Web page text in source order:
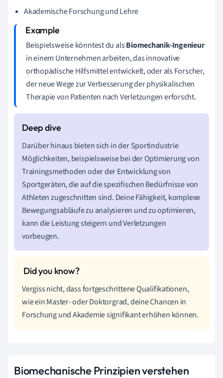
Akademische Forschung und Lehre
Beispielsweise könntest du alsBiomechanik-Ingenieur
in einem Unternehmen arbeiten, das innovative
orthopädische Hilfsmittel entwickelt, oder als Forscher,
der neue Wege zur Verbesserung der physikalischen
Therapie von Patienten nach Verletzungen erforscht.
Darüber hinaus bieten sich in der Sportindustrie
Möglichkeiten, beispielsweise bei der Optimierung von
Trainingsmethoden oder der Entwicklung von
Sportgeräten, die auf die spezifischen Bedürfnisse von
Athleten zugeschnitten sind. Deine Fähigkeit, komplexe
Bewegungsabläufe zu analysieren und zu optimieren,
kann die Leistung steigern und Verletzungen
vorbeugen.
Vergiss nicht, dass fortgeschrittene Qualifikationen,
wie ein Master- oder Doktorgrad, deine Chancen in
Forschung und Akademie signifikant erhöhen können.
Biomechanische Prinzipien verstehen